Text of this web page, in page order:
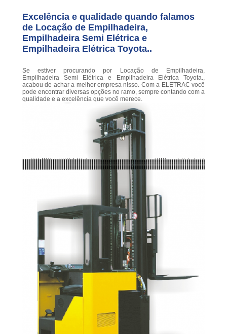
Excelência e qualidade quando falamos
de Locação de Empilhadeira,
Empilhadeira Semi Elétrica e
Empilhadeira Elétrica Toyota..
Se estiver procurando por Locação de Empilhadeira,
Empilhadeira Semi Elétrica e Empilhadeira Elétrica Toyota.,
acabou de achar a melhor empresa nisso. Com a ELETRAC você
pode encontrar diversas opções no ramo, sempre contando com a
qualidade e a excelência que você merece.